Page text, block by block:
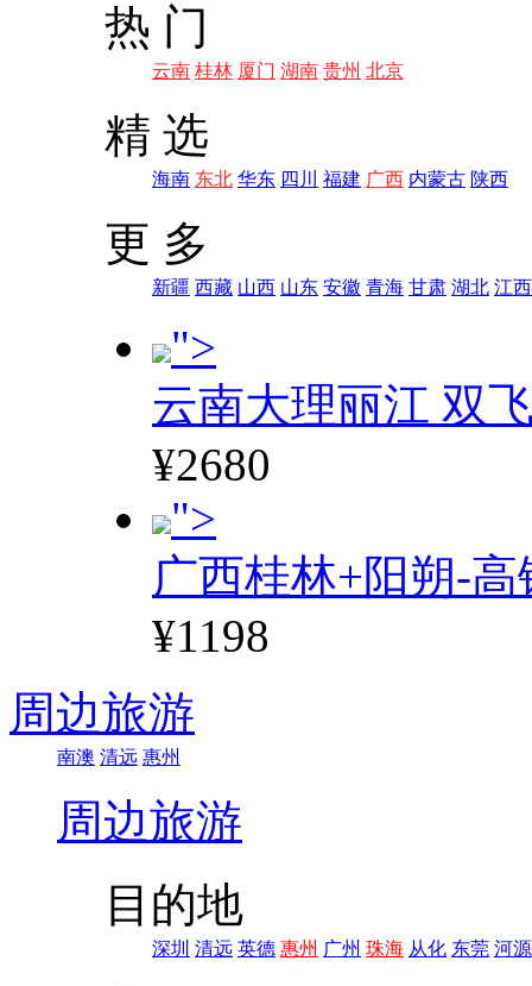
热 门
云南 桂林 厦门 湖南 贵州 北京
精 选
海南 东北 华东 四川 福建 广西 内蒙古 陕西
更 多
新疆 西藏 山西 山东 安徽 青海 甘肃 湖北 江西
">
云南大理丽江 双
¥2680
">
广西桂林+阳朔-高
¥1198
周边旅游
南澳 清远 惠州
周边旅游
目的地
深圳 清远 英德 惠州 广州 珠海 从化 东莞 河源